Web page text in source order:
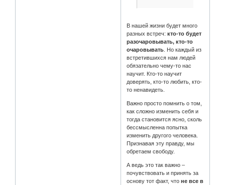
В нашей жизни будет много
разных встреч:кто-то будет
разочаровывать, кто-то
очаровывать . Но каждый из
встретившихся нам людей
обязательно чему-то нас
научит. Кто-то научит
доверять, кто-то любить, кто-
то ненавидеть.
Важно просто помнить о том,
как сложно изменить себя и
тогда становится ясно, сколь
бессмысленна попытка
изменить другого человека.
Признавая эту правду, мы
обретаем свободу.
А ведь это так важно –
почувствовать и принять за
основу тот факт, чтоне все в